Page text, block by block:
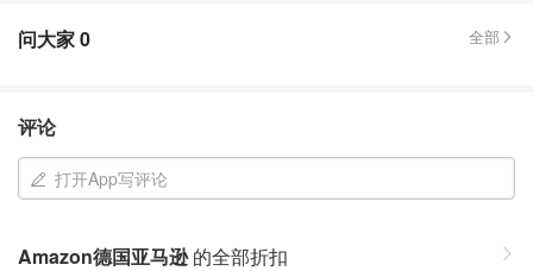
问大家0 全部
评论
打开App写评论
Amazon德国亚马逊的全部折扣